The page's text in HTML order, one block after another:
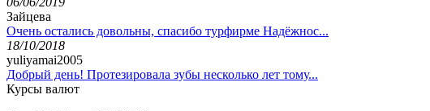
Зайцева
Очень остались довольны, спасибо турфирме Надёжнос...
18/10/2018
yuliyamai2005
Добрый день! Протезировала зубы несколько лет тому...
Курсы валют